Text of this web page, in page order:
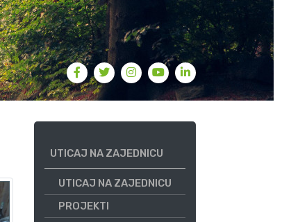
UTICAJ NA ZAJEDNICU
UTICAJ NA ZAJEDNICU
PROJEKTI